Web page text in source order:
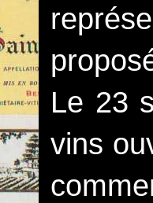
Le 23
vins